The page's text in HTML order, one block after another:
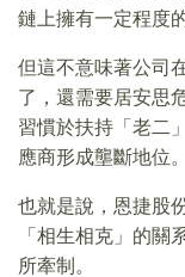
鏈上擁有一定程度
但這不意味著公司
了，還需要居安思
習慣於扶持「老二
應商形成壟斷地位。
也就是說，恩捷股
「相生相克」的關
所牽制。